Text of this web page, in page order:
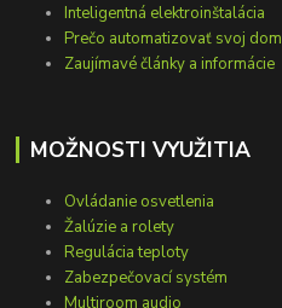
Inteligentná elektroinštalácia
Prečo automatizovať svoj dom
Zaujímavé články a informácie
MOŽNOSTI VYUŽITIA
Ovládanie osvetlenia
Žalúzie a rolety
Regulácia teploty
Zabezpečovací systém
Multiroom audio